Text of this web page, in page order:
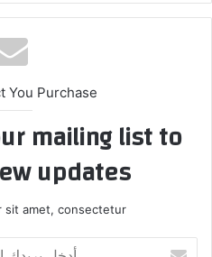
You Purchase
mailing list to
updates!
sit amet, consectetur.